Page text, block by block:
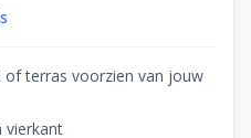
terras voorzien van jouw
vierkant